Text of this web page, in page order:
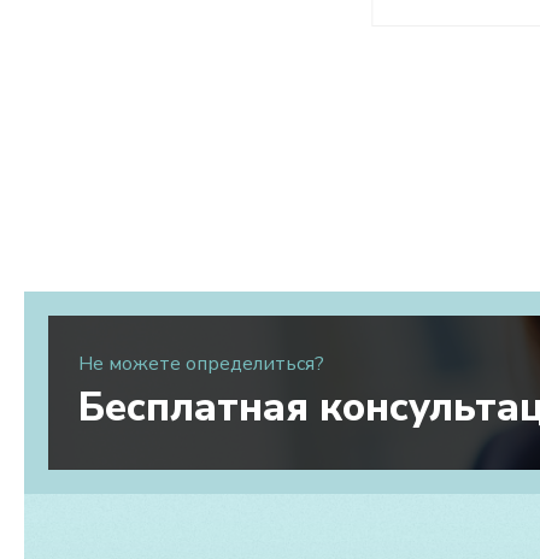
Не можете определиться?
Бесплатная